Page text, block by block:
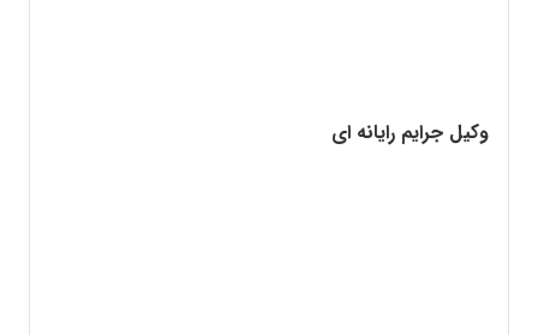
وکیل جرایم رایانه ای